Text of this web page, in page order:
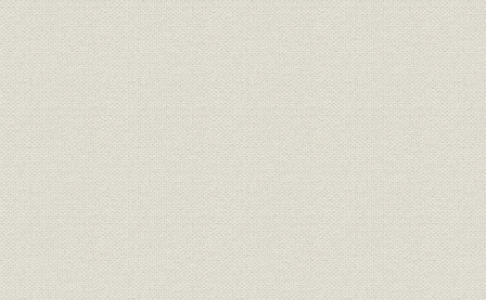
役員 現役員
役員 歴代役員任期一覧表 大正
株式 大株主一覧表
大正12年
月30日
組織 組織の変遷 大正3年12